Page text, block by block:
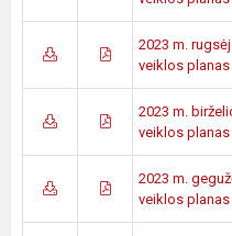
2023 m.
veiklos planas
2023 m.
veiklos planas
2023 m.
veiklos planas